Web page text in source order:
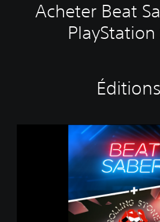
Acheter Beat
PlayStation